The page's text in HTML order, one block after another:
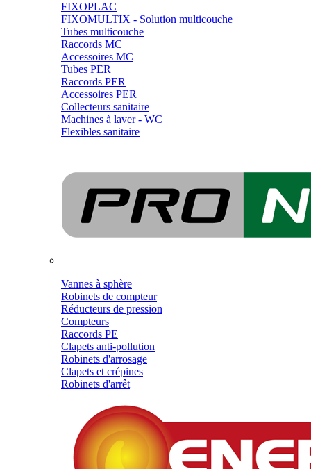
FIXOPLAC
FIXOMULTIX - Solution multicouche
Tubes multicouche
Raccords MC
Accessoires MC
Tubes PER
Raccords PER
Accessoires PER
Collecteurs sanitaire
Machines à laver - WC
Flexibles sanitaire
Vannes à sphère
Robinets de compteur
Réducteurs de pression
Compteurs
Raccords PE
Clapets anti-pollution
Robinets d'arrosage
Clapets et crépines
Robinets d'arrêt